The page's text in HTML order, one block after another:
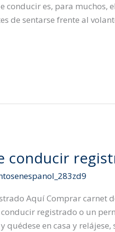
conducir es, para
de sentarse frente al
conducir
Aquí Comprar carnet
registrado o un
quédese en casa y